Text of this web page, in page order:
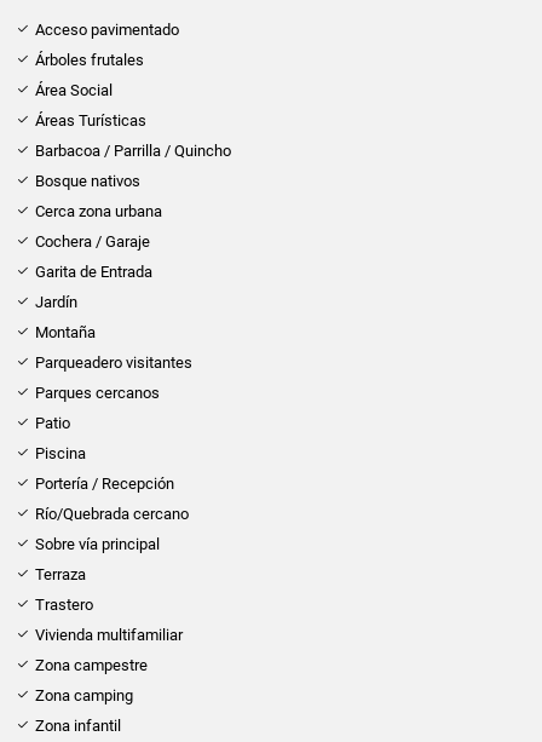
Acceso pavimentado
Árboles frutales
Área Social
Áreas Turísticas
Barbacoa / Parrilla / Quincho
Bosque nativos
Cerca zona urbana
Cochera / Garaje
Garita de Entrada
Jardín
Montaña
Parqueadero visitantes
Parques cercanos
Patio
Piscina
Portería / Recepción
Río/Quebrada cercano
Sobre vía principal
Terraza
Trastero
Vivienda multifamiliar
Zona campestre
Zona camping
Zona infantil